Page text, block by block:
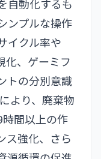
自動化するも
ンプルな操作
イクル率や
化、ゲーミフ
トの分別意識
より、廃棄物
間以上の作
ス強化、さら